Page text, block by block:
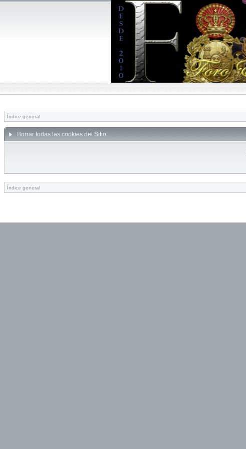
Índice general
Borrar todas las cookies del Sitio
Índice general